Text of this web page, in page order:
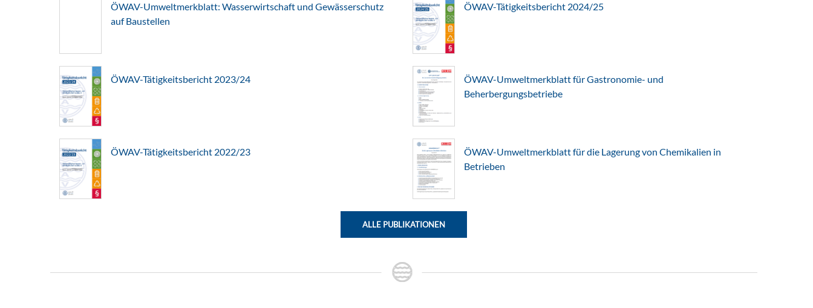
ÖWAV-Umweltmerkblatt: Wasserwirtschaft und Gewässerschutz
auf Baustellen
ÖWAV-Tätigkeitsbericht 2024/25
ÖWAV-Tätigkeitsbericht 2023/24
ÖWAV-Umweltmerkblatt für Gastronomie- und
Beherbergungsbetriebe
ÖWAV-Tätigkeitsbericht 2022/23
ÖWAV-Umweltmerkblatt für die Lagerung von Chemikalien in
Betrieben
ALLE PUBLIKATIONEN